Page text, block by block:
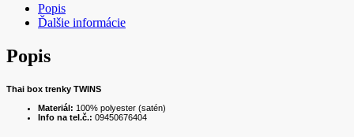
Popis
Ďalšie informácie
Popis
Thai box trenky TWINS
Materiál: 100% polyester (satén)
Info na tel.č.: 09450676404